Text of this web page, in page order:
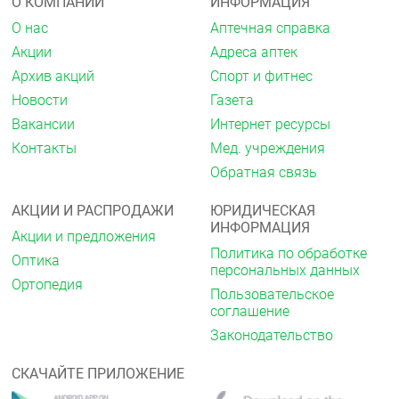
сульфонамида или любому из
вспомогательных веществ препарата (смотри
раздел «Состав на одну таблетку»)
тяжёлая почечная недостаточность (клиренс
креатинина менее 30 мл/мин)
печёночная энцефалопатия или тяжёлое
гипокалиемия
пациенты с непереносимостью галактозы,
мальабсорбцией
беременность и период грудного
вскармливания
детский возраст до 18 лет.
С осторожностью
Нарушения функции печени и почек лёгкой или
умеренной степени тяжести, нарушения водно-
электролитного баланса, применение у пациентов
с увеличенным интервалом QT на ЭКГ, применение
у истощённых пациентов, у пациентов, получающих
О нас
Акции
Архив акций
Новости
Вакансии
Контакты
Аптечная справка
Адреса аптек
Спорт и фитнес
Газета
Интернет ресурсы
Мед. учреждения
Обратная связь
АКЦИИ И РАСПРОДАЖИ
Акции и предложения
Оптика
Ортопедия
ЮРИДИЧЕСКАЯ
ИНФОРМАЦИЯ
Политика по обработке
персональных данных
Пользовательское
соглашение
Законодательство
СКАЧАЙТЕ ПРИЛОЖЕНИЕ